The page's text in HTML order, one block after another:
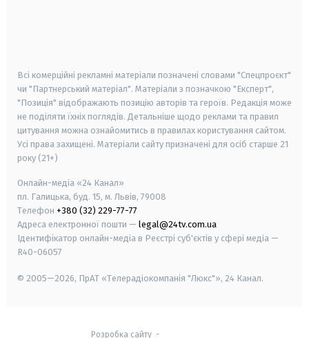
Всі комерційні рекламні матеріали позначені словами "Спецпроєкт"
чи "Партнерський матеріал". Матеріали з позначкою "Експерт",
"Позиція" відображають позицію авторів та героїв. Редакція може
не поділяти їхніх поглядів. Детальніше щодо реклами та правил
цитування можна ознайомитись в правилах користування сайтом.
Усі права захищені. Матеріали сайту призначені для осіб старше 21
року (21+)
Онлайн-медіа «24 Канал»
пл. Галицька, буд. 15, м. Львів, 79008
Телефон +380 (32) 229-77-77
Адреса електронної пошти — legal@24tv.com.ua
Ідентифікатор онлайн-медіа в Реєстрі суб'єктів у сфері медіа —
R40-06057
© 2005—2026, ПрАТ «Телерадіокомпанія "Люкс"», 24 Канал.
Розробка сайту-